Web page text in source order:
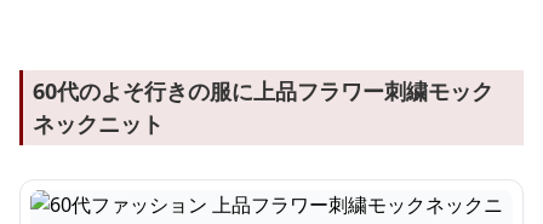
60代のよそ行きの服に上品フラワー刺繍モック
ネックニット